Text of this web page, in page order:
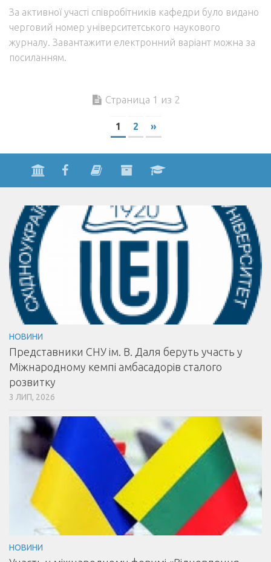
За активної участі співробітників кафедри було видано
черговий номер університетського наукового
журналу. Завантажити електронний варіант можна за
посиланням.
Страница 1 из 2
1 2 »
НОВИНИ
Представники СНУ ім. В. Даля беруть участь у
Міжнародному кемпі амбасадорів сталого
розвитку
3 ЛИП, 2026
НОВИНИ